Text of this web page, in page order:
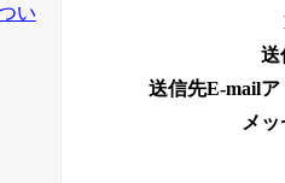
い
送
送信先E-mail
メ